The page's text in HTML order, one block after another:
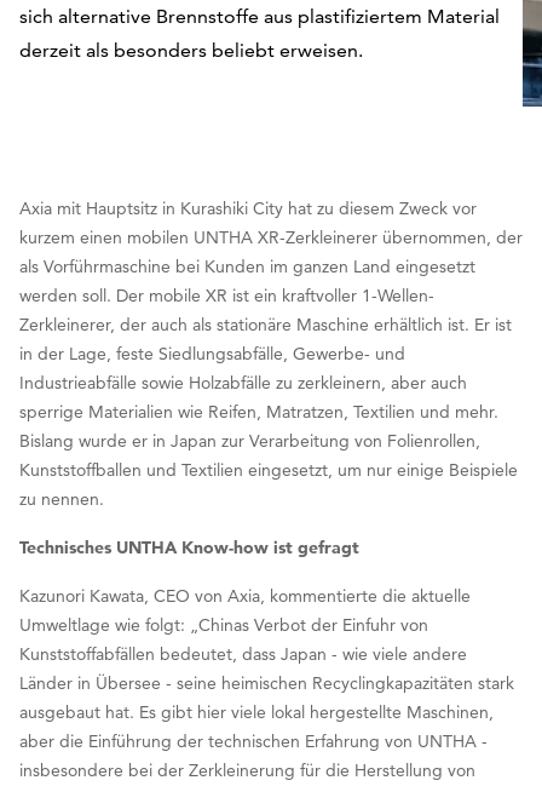
sich alternative Brennstoffe aus plastifiziertem Material
derzeit als besonders beliebt erweisen.
Axia mit Hauptsitz in Kurashiki City hat zu diesem Zweck vor
kurzem einen mobilen UNTHA XR-Zerkleinerer übernommen, der
als Vorführmaschine bei Kunden im ganzen Land eingesetzt
werden soll. Der mobile XR ist ein kraftvoller 1-Wellen-
Zerkleinerer, der auch als stationäre Maschine erhältlich ist. Er ist
in der Lage, feste Siedlungsabfälle, Gewerbe- und
Industrieabfälle sowie Holzabfälle zu zerkleinern, aber auch
sperrige Materialien wie Reifen, Matratzen, Textilien und mehr.
Bislang wurde er in Japan zur Verarbeitung von Folienrollen,
Kunststoffballen und Textilien eingesetzt, um nur einige Beispiele
zu nennen.
Technisches UNTHA Know-how ist gefragt
Kazunori Kawata, CEO von Axia, kommentierte die aktuelle
Umweltlage wie folgt: „Chinas Verbot der Einfuhr von
Kunststoffabfällen bedeutet, dass Japan - wie viele andere
Länder in Übersee - seine heimischen Recyclingkapazitäten stark
ausgebaut hat. Es gibt hier viele lokal hergestellte Maschinen,
aber die Einführung der technischen Erfahrung von UNTHA -
insbesondere bei der Zerkleinerung für die Herstellung von